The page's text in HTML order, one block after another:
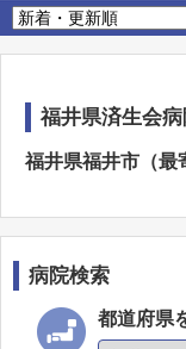
福井県済生会
福井県福井市（最
病院検索
都道府県